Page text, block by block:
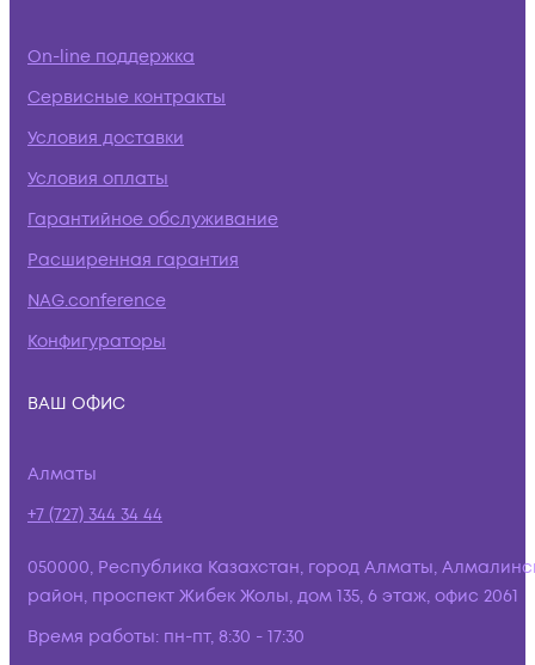
On-line поддержка
Сервисные контракты
Условия доставки
Условия оплаты
Гарантийное обслуживание
Расширенная гарантия
NAG.conference
Конфигураторы
ВАШ ОФИС
Алматы
+7 (727) 344 34 44
050000, Республика Казахстан, город Алматы,
район, проспект Жибек Жолы, дом 135, 6 этаж, офис 2061
Время работы: пн-пт, 8:30 - 17:30